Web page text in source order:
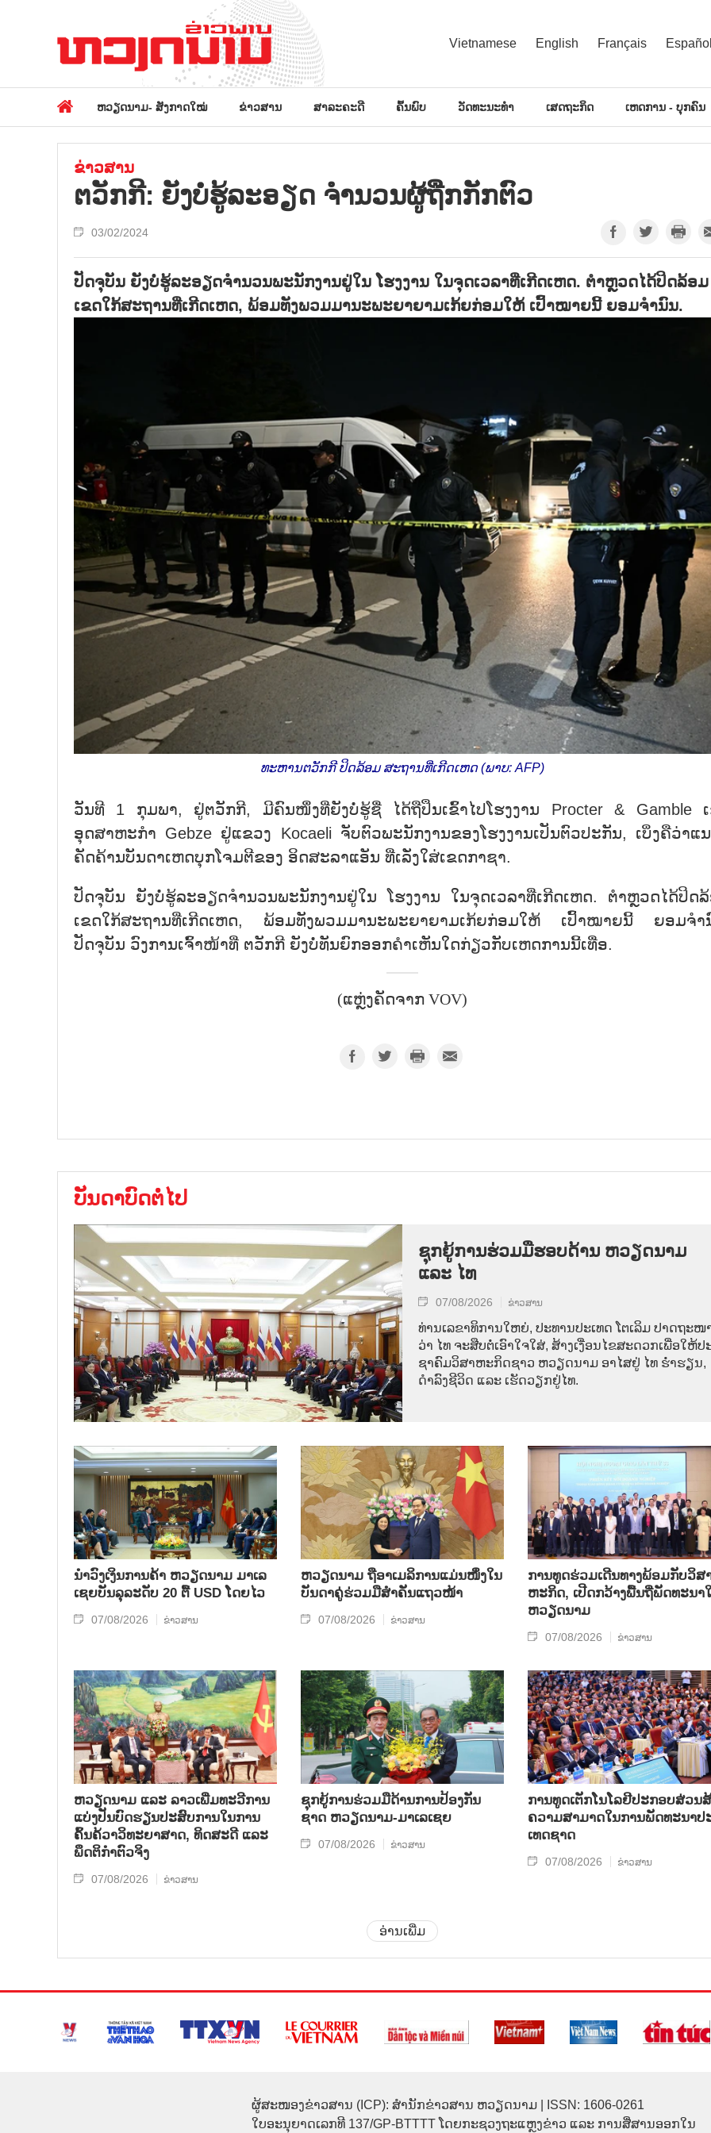
Vietnamese English Français
ຫວຽດນາມ- ສັງກາດໃໝ່ ຂ່າວສານ ສາລະຄະດີ ຄົ້ນພົບ ວັດທະນະທຳ ເສດຖະກິດ ເຫດການ - ບຸກຄົນ
ຂ່າວສານ
ຕວັກ​ກີ: ຍັງ​ບໍ່​ຮູ້​ລະ​ອຽດ ​ຈຳ​ນວນຜູ້​ຖືກ​ກັກ​ຕົວ
03/02/2024
ປັດຈຸບັນ ຍັງບໍ່ຮູ້ລະອຽດຈຳນວນພະນັກງານຢູ່ໃນ ໂຮງງານ ໃນຈຸດເວລາທີ່ເກີດເຫດ. ຕຳຫຼວດໄດ້ປິດລ້ອມ
ເຂດໃກ້ສະຖານທີ່ເກີດເຫດ, ພ້ອມທັງພວມມານະພະຍາຍາມເກ້ຍກ່ອມໃຫ້ ເປົ້າໝາຍນີ້ ຍອມຈຳນົນ.
ທະຫານຕວັກກີ ປິດລ້ອມ ສະຖານທີ່ເກີດເຫດ (ພາບ: AFP)
ວັນທີ 1 ກຸມພາ, ຢູ່ຕວັກກີ, ມີຄົນໜຶ່ງທີ່ຍັງບໍ່ຮູ້ຊື່ ໄດ້ຖືປຶນເຂົ້າໄປໂຮງງານ Procter & Gamble
ອຸດສາຫະກຳ Gebze ຢູ່ແຂວງ Kocaeli ຈັບຕົວພະນັກງານຂອງໂຮງງານເປັນຕົວປະກັນ, ເບິ່ງຄືວ່າແ
ຄັດຄ້ານບັນດາເຫດບຸກໂຈມຕີຂອງ ອິດສະລາແອັນ ທີ່ເລັ່ງໃສ່ເຂດກາຊາ.
ປັດຈຸບັນ ຍັງບໍ່ຮູ້ລະອຽດຈຳນວນພະນັກງານຢູ່ໃນ ໂຮງງານ ໃນຈຸດເວລາທີ່ເກີດເຫດ. ຕຳຫຼວດໄດ້ປິດ
ເຂດໃກ້ສະຖານທີ່ເກີດເຫດ, ພ້ອມທັງພວມມານະພະຍາຍາມເກ້ຍກ່ອມໃຫ້ ເປົ້າໝາຍນີ້ ຍອມຈຳ
ປັດຈຸບັນ ວົງການເຈົ້າໜ້າທີ່ ຕວັກກີ ຍັງບໍ່ທັນຍົກອອກຄຳເຫັນໃດກ່ຽວກັບເຫດການນີ້ເທື່ອ.
(ແຫຼ່ງຄັດຈາກ VOV)
ບັນດາບົດຕໍ່ໄປ
ຊຸກຍູ້ການຮ່ວມມືຮອບດ້ານ ຫວຽດນາມ
ແລະ ໄທ
07/08/2026 ຂ່າວສານ
ທ່ານ​ເລ​ຂາ​ທິ​ການ​ໃຫຍ່, ປະ​ທານ​ປະ​ເທດ ໂຕ​ເລິມ ປາດ​ຖະ​ໜ
ວ່າ ໄທ​ ຈະ​ສືບ​ຕໍ່​ເອົາ​ໃຈ​ໃສ່, ສ້າງ​ເງື່ອນ​ໄຂ​ສະ​ດວກ​ເພື່ອ​ໃຫ້​ປ
ຊາ​ຄົມ​ວ​ິ​ສາ​ຫະ​ກິດ​ຊາວ ຫວຽດ​ນາມ ອາ​ໄສ​ຢູ່ ໄທ ຮ່ຳ​ຮຽນ,
ດຳ​ລົງ​ຊີ​ວິດ ແລະ ເຮັດ​ວຽກ​ຢູ່​ໄທ.
ນຳ​ວົງ​ເງິນ​ການ​ຄ້າ ຫວຽດ​ນາມ ມາ​ເລ​
ເຊຍ​ບັນ​ລຸ​ລະ​ດັບ 20 ຕື້ USD ໂດຍ​ໄວ
07/08/2026 ຂ່າວສານ
ຫ​ວຽດ​ນາມ ຖື​ອາ​ເມ​ລິ​ການ​ແມ່ນ​ໜຶ່ງ​ໃນ​
ບັນ​ດາ​ຄູ່​ຮ່ວມ​ມື​ສຳ​ຄັນ​ແຖວ​ໜ້າ
07/08/2026 ຂ່າວສານ
ການ​ທູດ​ຮ່ວມ​ເດີນ​ທາງ​ພ້ອມກັບ​ວິ​ສ
ຫະ​ກ​ິດ, ເປີດກວ້າງ​ພື້ນ​ຖີ່​ພັດ​ທະ​ນາ​
ຫວຽດ​ນາມ
07/08/2026 ຂ່າວສານ
ຫວຽດ​ນາມ ແລະ ລາວ​ເພີ່ມ​ທະ​ວີ​ການ​
ແບ່​ງ​ປັນ​ບົດ​ຮຽນ​ປະ​ສົບ​ການ​ໃນ​ການ​
ຄົ້ນ​ຄ້​ວາ​ວິ​ທະ​ຍາ​ສາດ, ທິດ​ສະ​ດີ ແລະ
ພຶດ​ຕິ​ກຳຕົວ​ຈິງ
07/08/2026 ຂ່າວສານ
ຊຸກ​ຍູ້​ການ​ຮ່ວມ​ມື​ດ້ານ​ການ​ປ້ອງ​ກັນ​
ຊາດ ຫວຽດ​ນາມ-ມາ​ເລ​ເຊຍ
07/08/2026 ຂ່າວສານ
ການ​ທູດ​ເຕັກ​ໂນ​ໂລ​ຢີ​ປະ​ກອບ​ສ່ວນ​
ຄວາມ​ສາ​ມາດ​ໃນ​ການ​ພັດ​ທະ​ນາ​ປ
ເທດ​ຊາດ
07/08/2026 ຂ່າວສານ
ອ່ານເພີ່ມ
ຜູ້ສະໜອງຂ່າວສານ (ICP): ສຳນັກຂ່າວສານ ຫວຽດນາມ | ISSN: 1606-0261
ໃບອະນຸຍາດເລກທີ 137/GP-BTTTT ໂດຍກະຊວງຖະແຫຼງຂ່າວ ແລະ ການສື່ສານອອກໃນ